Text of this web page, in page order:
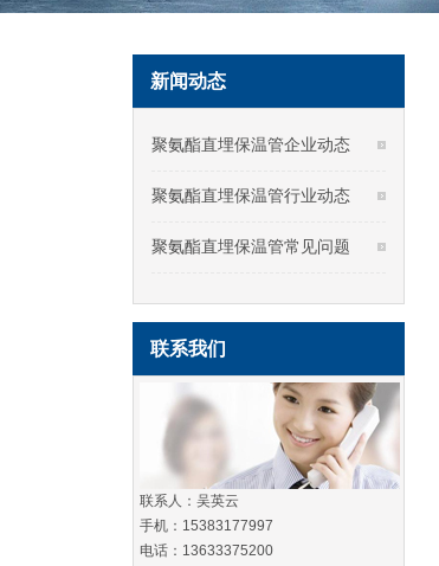
新闻动态
聚氨酯直埋保温管企业动态
聚氨酯直埋保温管行业动态
聚氨酯直埋保温管常见问题
联系我们
联系人：吴英云
手机：15383177997
电话：13633375200